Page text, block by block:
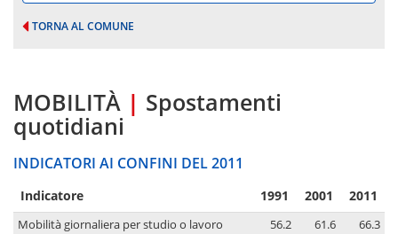
TORNA AL COMUNE
MOBILITÀ | Spostamenti
quotidiani
INDICATORI AI CONFINI DEL 2011
Indicatore 1991 2001 2011
Mobilità giornaliera per studio o lavoro 56.2 61.6
66.3